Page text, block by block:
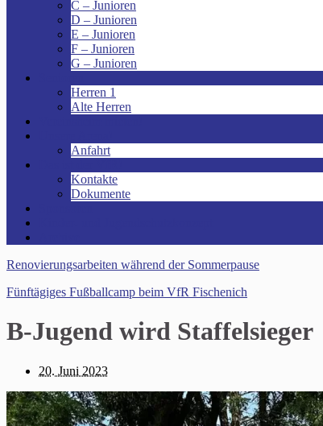
C – Junioren
D – Junioren
E – Junioren
F – Junioren
G – Junioren
Herren 1
Alte Herren
Anfahrt
Kontakte
Dokumente
Renovierungsarbeiten während der Sommerpause
Fünftägiges Fußballcamp beim VfR Fischenich
B-Jugend wird Staffelsieger
20. Juni 2023